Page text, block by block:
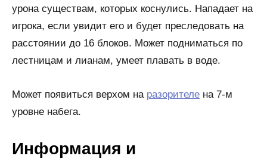
урона существам, которых коснулись. Нападает на
игрока, если увидит его и будет преследовать на
расстоянии до 16 блоков. Может подниматься по
лестницам и лианам, умеет плавать в воде.
Может появиться верхом на разорителе на 7-м
уровне набега.
Информация и